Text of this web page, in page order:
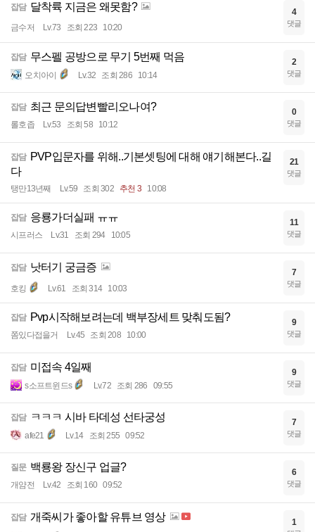
잡담 달착륙 지금은 왜못함?
금수저 Lv.73 조회 223 10:20
4
댓글
잡담 무스펠 공방으로 무기 5번째 먹음
오치아이 Lv.32 조회 286 10:14
2
댓글
잡담 최근 문의답변빨리오나여?
롤호좁 Lv.53 조회 58 10:12
0
댓글
잡담 PVP입문자를 위해..기본셋팅에 대해 얘기해본다..길
다
탱만13년째 Lv.59 조회 302 추천 3 10:08
21
댓글
잡담 응룡가더실패 ㅠㅠ
시프러스 Lv.31 조회 294 10:05
11
댓글
잡담 낫터기 궁금증
호킹 Lv.61 조회 314 10:03
7
댓글
잡담 Pvp시작해보려는데 백부장세트 맞춰도됨?
쫌있다접을거 Lv.45 조회 208 10:00
9
댓글
잡담 미접속 4일째
s소프트윈드s Lv.72 조회 286 09:55
9
댓글
잡담 ㅋㅋㅋ 시바 타데성 선타궁성
afe21 Lv.14 조회 255 09:52
7
댓글
질문 백룡왕 장신구 업글?
개얌전 Lv.42 조회 160 09:52
6
댓글
잡담 개죽씨가 좋아할 유튜브 영상 1